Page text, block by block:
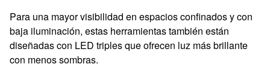
Para una mayor visibilidad en espacios confinados y con
baja iluminación, estas herramientas también están
diseñadas con LED triples que ofrecen luz más brillante
con menos sombras.